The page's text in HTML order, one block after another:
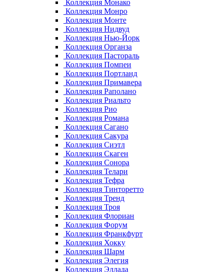
Коллекция Монако
Коллекция Монро
Коллекция Монте
Коллекция Нидвуд
Коллекция Нью-Йорк
Коллекция Органза
Коллекция Пастораль
Коллекция Помпеи
Коллекция Портланд
Коллекция Примавера
Коллекция Раполано
Коллекция Риальто
Коллекция Рио
Коллекция Романа
Коллекция Сагано
Коллекция Сакура
Коллекция Сиэтл
Коллекция Скаген
Коллекция Сонора
Коллекция Телари
Коллекция Тефра
Коллекция Тинторетто
Коллекция Тренд
Коллекция Троя
Коллекция Флориан
Коллекция Форум
Коллекция Франкфурт
Коллекция Хокку
Коллекция Шарм
Коллекция Элегия
Коллекция Эллада